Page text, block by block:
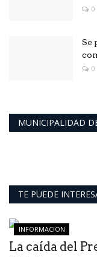
0
Se
0
MUNICIPALIDAD
TE PUEDE
INFORMACION
La caída del